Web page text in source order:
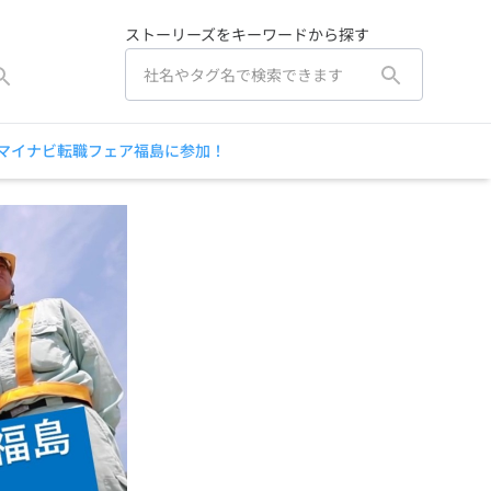
ストーリーズをキーワードから探す
イナビ転職フェア福島に参加！